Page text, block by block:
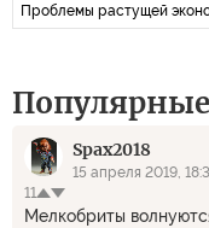
Проблемы растущей
Spax2018
15 апреля 2019,
11
Мелкобриты